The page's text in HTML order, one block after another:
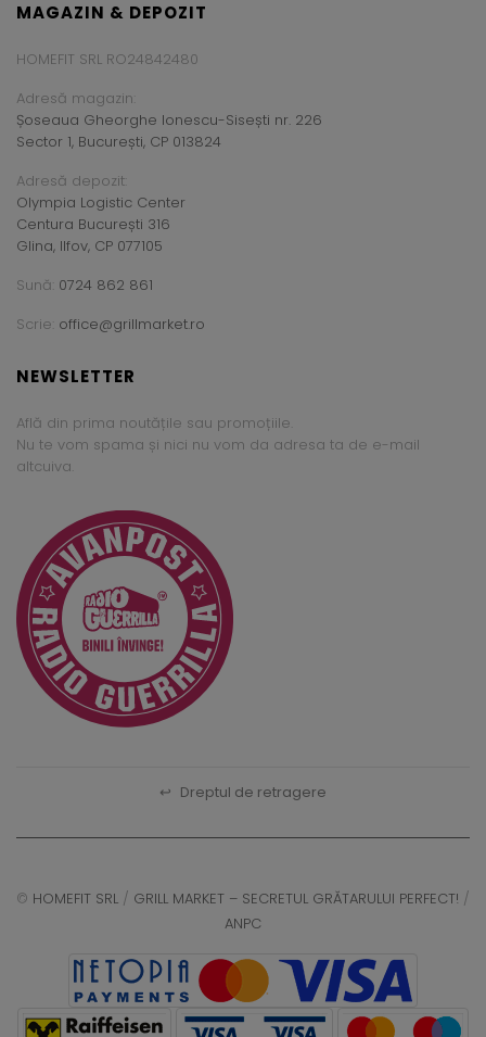
MAGAZIN & DEPOZIT
HOMEFIT SRL RO24842480
Adresă magazin:
Șoseaua Gheorghe Ionescu-Sisești nr. 226
Sector 1, București, CP 013824
Adresă depozit:
Olympia Logistic Center
Centura București 316
Glina, Ilfov, CP 077105
Sună: 0724 862 861
Scrie: office@grillmarket.ro
NEWSLETTER
Află din prima noutățile sau promoțiile.
Nu te vom spama și nici nu vom da adresa ta de e-mail
altcuiva.
↩ Dreptul de retragere
© HOMEFIT SRL / GRILL MARKET – SECRETUL GRĂTARULUI PERFECT! /
ANPC